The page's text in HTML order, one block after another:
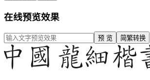
在线预览效果
预 览 简繁转换